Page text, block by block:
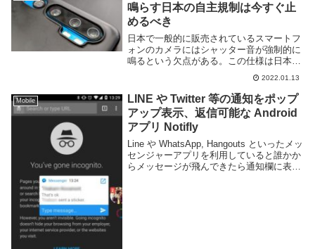
鳴らす日本の自主規制は今すぐ止
めるべき
日本で一般的に販売されているスマートフ
ォンのカメラにはシャッター音が強制的に
鳴るという欠点がある。この仕様は日本及
び韓国ては一般的だがその他の国ではほぼ
見られず、グローバルモデルの端末であっ
ても日本で利用すると強制的に鳴ることも
ある。端的に...
2022.01.13
Mobile
LINE や Twitter 等の通知をポップ
アップ表示、返信可能な Android
アプリ Notifly
Line や WhatsApp, Hangouts といったメッ
センジャーアプリを利用していると誰かか
らメッセージが飛んできたら通知欄に表示